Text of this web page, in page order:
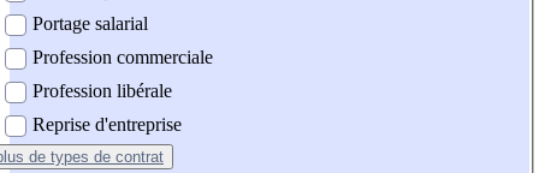
Portage salarial
Profession commerciale
Profession libérale
Reprise d'entreprise
de types de contrat